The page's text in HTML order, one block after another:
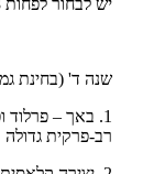
שנה ד' (בחינת
1. באך – פרלוד
רב-פרקית גדולה